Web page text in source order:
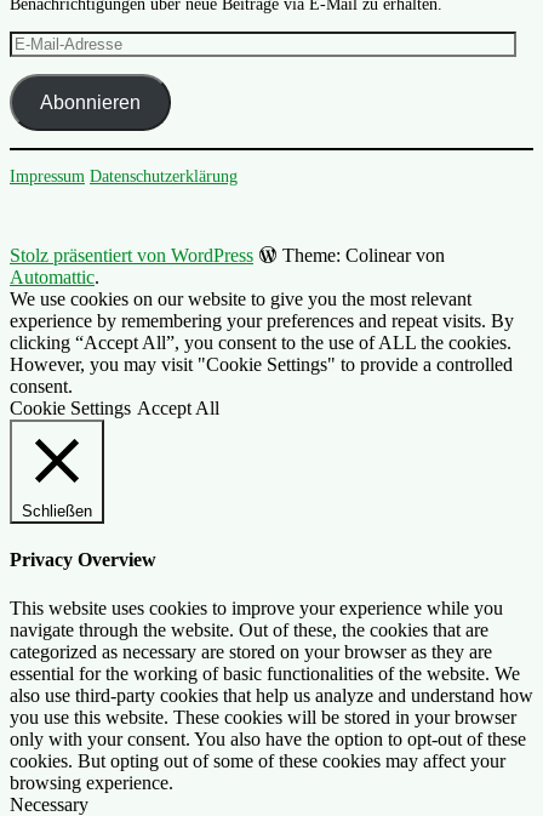
Benachrichtigungen über neue Beiträge via E-Mail zu erhalten.
E-
Mail-
Adresse
Abonnieren
Impressum Datenschutzerklärung
Stolz präsentiert von WordPress
Theme: Colinear von
Automattic.
We use cookies on our website to give you the most relevant
experience by remembering your preferences and repeat visits. By
clicking “Accept All”, you consent to the use of ALL the cookies.
However, you may visit "Cookie Settings" to provide a controlled
consent.
Cookie Settings Accept All
Schließen
Privacy Overview
This website uses cookies to improve your experience while you
navigate through the website. Out of these, the cookies that are
categorized as necessary are stored on your browser as they are
essential for the working of basic functionalities of the website. We
also use third-party cookies that help us analyze and understand how
you use this website. These cookies will be stored in your browser
only with your consent. You also have the option to opt-out of these
cookies. But opting out of some of these cookies may affect your
browsing experience.
Necessary